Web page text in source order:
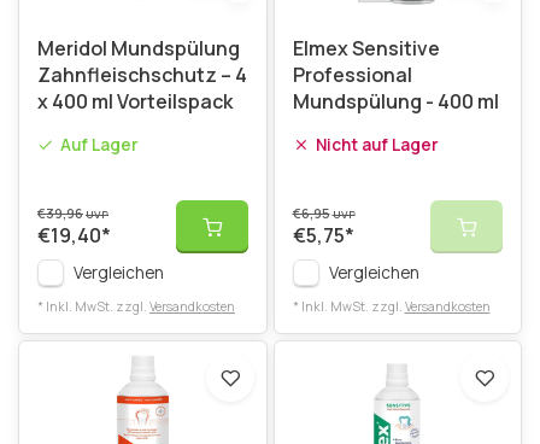
Meridol Mundspülung
Zahnfleischschutz – 4
x 400 ml Vorteilspack
Auf Lager
€39,96UVP
€19,40*
Vergleichen
* Inkl. MwSt. zzgl. Versandkosten
Elmex Sensitive
Professional
Mundspülung - 400 ml
Nicht auf Lager
€6,95UVP
€5,75*
Vergleichen
* Inkl. MwSt. zzgl. Versandkosten